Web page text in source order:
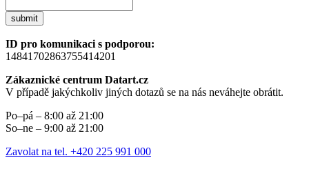
submit
ID pro komunikaci s podporou:
14841702863755414201
Zákaznické centrum Datart.cz
V případě jakýchkoliv jiných dotazů se na nás neváhejte obrátit.
Po–pá – 8:00 až 21:00
So–ne – 9:00 až 21:00
Zavolat na tel. +420 225 991 000